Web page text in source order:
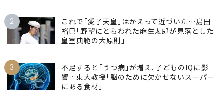
2
これで｢愛子天皇｣はかえって近づいた…島田
裕巳｢野望にとらわれた麻生太郎が見落とした
皇室典範の大原則｣
3
不足すると｢うつ病｣が増え､子どものIQに影
響…東大教授｢脳のために欠かせないスーパー
にある食材｣